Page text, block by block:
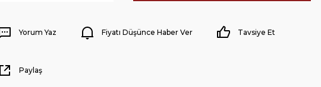
Yorum Yaz Fiyatı Düşünce Haber Ver Tavsiye Et
Paylaş